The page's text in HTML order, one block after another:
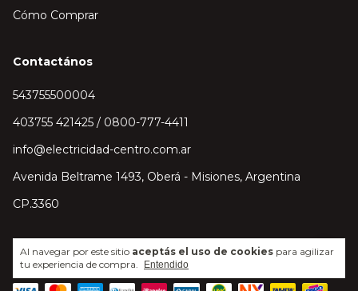
Al navegar por este sitio aceptás el uso de cookies para agilizar
tu experiencia de compra.
Entendido
Cómo Comprar
Contactános
543755500004
403755 421425 / 0800-777-4411
info@electricidad-centro.com.ar
Avenida Beltrame 1493, Oberá - Misiones, Argentina
CP.3360
Medios de pago